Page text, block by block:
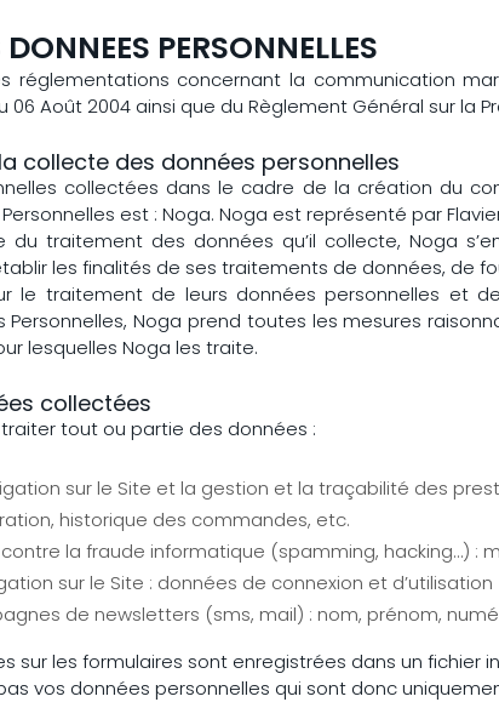
PERSONNELLES
réglementations concernant la communication
Août 2004 ainsi que du Règlement Général sur la
collecte des données personnelles
collectées dans le cadre de la création du
est : Noga. Noga est représenté par
du traitement des données qu’il collecte, Noga
les finalités de ses traitements de données, de
le traitement de leurs données personnelles et
Noga prend toutes les mesures
lesquelles Noga les traite.
collectées
tout ou partie des données :
sur le Site et la gestion et la traçabilité des
historique des commandes, etc.
la fraude informatique (spamming, hacking…) :
sur le Site : données de connexion et d’utilisation
de newsletters (sms, mail) : nom, prénom,
sur les formulaires sont enregistrées dans un
vos données personnelles qui sont donc